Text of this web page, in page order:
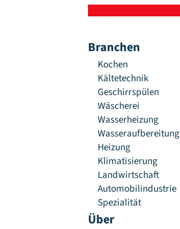
Branchen
Kochen
Kältetechnik
Geschirrspülen
Wäscherei
Wasserheizung
Wasseraufbereitung
Heizung
Klimatisierung
Landwirtschaft
Automobilindustrie
Spezialität
Über